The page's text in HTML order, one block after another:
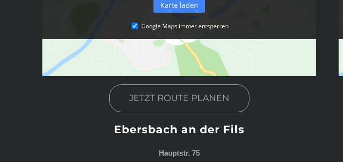
Karte laden
Google Maps immer entsperren
JETZT ROUTE PLANEN
Ebersbach an der Fils
Hauptstr. 75